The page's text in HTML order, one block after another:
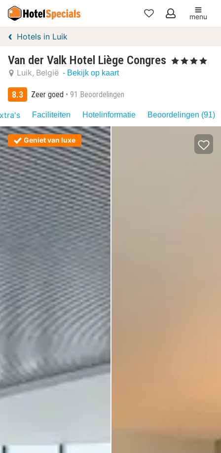
Mijn
menu
Hotels in Luik
Van der Valk Hotel Liège Congres , 4 Sterren
Luik België - Bekijk op kaart
8.3 Zeer goed 91 Beoordelingen
Faciliteiten Hotelinformatie Beoordelingen (91)
Geniet van luxe